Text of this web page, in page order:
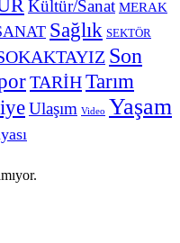
Kültür/Sanat MERAK
Sağlık SEKTÖR
Son
TARİHTarım
Ulaşım Video Yaşam